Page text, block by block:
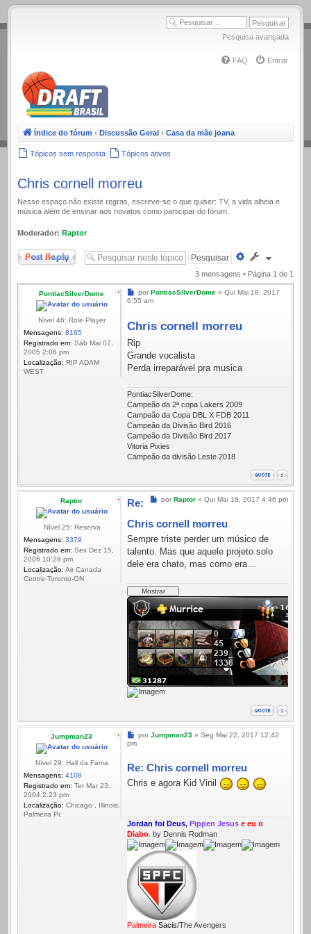
.
Pesquisa avançada
FAQ Entrar
Índice do fórum ‹ Discussão Geral ‹ Casa da mãe joana
Tópicos sem resposta Tópicos ativos
Chris cornell morreu
Nesse espaço não existe regras, escreve-se o que quiser: TV, a vida alheia e
música além de ensinar aos novatos como participar do fórum.
Moderador: Raptor
Responder
Pesquisa
avançada
3 mensagens • Página 1 de 1
PontiacSilverDome
Nível 46: Role Player
Mensagens: 8165
Registrado em: Sáb Mai 07,
2005 2:06 pm
Localização: RIP ADAM
WEST
Mensagem
por PontiacSilverDome» Qui Mai 18, 2017
6:55 am
Chris cornell morreu
Rip
Grande vocalista
Perda irreparável pra musica
PontiacSilverDome:
Campeão da 2ª copa Lakers 2009
Campeão da Copa DBL X FDB 2011
Campeão da Divisão Bird 2016
Campeão da Divisão Bird 2017
Vitoria Pixies
Campeão da divisão Leste 2018
Raptor
Nível 25: Reserva
Mensagens: 3379
Registrado em: Sex Dez 15,
2006 10:28 pm
Localização: Air Canada
Centre-Toronto-ON
Mensagem
por Raptor » Qui Mai 18, 2017 4:46 pm
Re:
Chris cornell morreu
Sempre triste perder um músico de
talento. Mas que aquele projeto solo
dele era chato, mas como era...
Jumpman23
Nível 29: Hall da Fama
Mensagens: 4108
Registrado em: Ter Mar 23,
2004 2:23 pm
Localização: Chicago , Illinois,
Palmeira Pr.
Mensagem
por Jumpman23» Seg Mai 22, 2017 12:42
pm
Re: Chris cornell morreu
Chris e agora Kid Vinil
Jordan foi Deus, Pippen Jesus e eu o
Diabo . by Dennis Rodman
Palmeira Sacis/The Avengers